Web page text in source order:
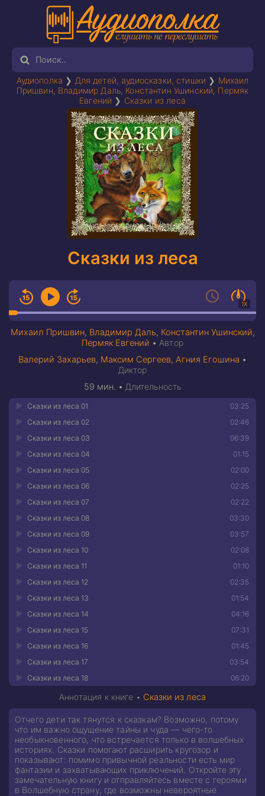
Аудиополка ❯ Для детей, аудиосказки, стишки ❯ Михаил
Пришвин Владимир Даль, Константин Ушинский Пермяк
Евгений ❯ Сказки из леса
Сказки из леса
1X
Михаил Пришвин, Владимир Даль, Константин Ушинский,
Пермяк Евгений •Автор
Валерий Захарьев, Максим Сергеев, Агния Егошина •
Диктор
59 мин. • Длительность
03:25
Сказки из леса 01
02:46
Сказки из леса 02
06:39
Сказки из леса 03
01:15
Сказки из леса 04
02:00
Сказки из леса 05
02:25
Сказки из леса 06
02:22
Сказки из леса 07
03:30
Сказки из леса 08
03:57
Сказки из леса 09
02:08
Сказки из леса 10
01:10
Сказки из леса 11
02:35
Сказки из леса 12
01:54
Сказки из леса 13
04:16
Сказки из леса 14
07:31
Сказки из леса 15
01:45
Сказки из леса 16
03:54
Сказки из леса 17
06:20
Сказки из леса 18
Аннотация к книге • Сказки из леса
Отчего дети так тянутся к сказкам? Возможно, потому
что им важно ощущение тайны и чуда — чего-то
необыкновенного, что встречается только в волшебных
историях. Сказки помогают расширить кругозор и
показывают: помимо привычной реальности есть мир
фантазии и захватывающих приключений. Откройте эту
замечательную книгу и отправляйтесь вместе с героями
в Волшебную страну, где возможны невероятные